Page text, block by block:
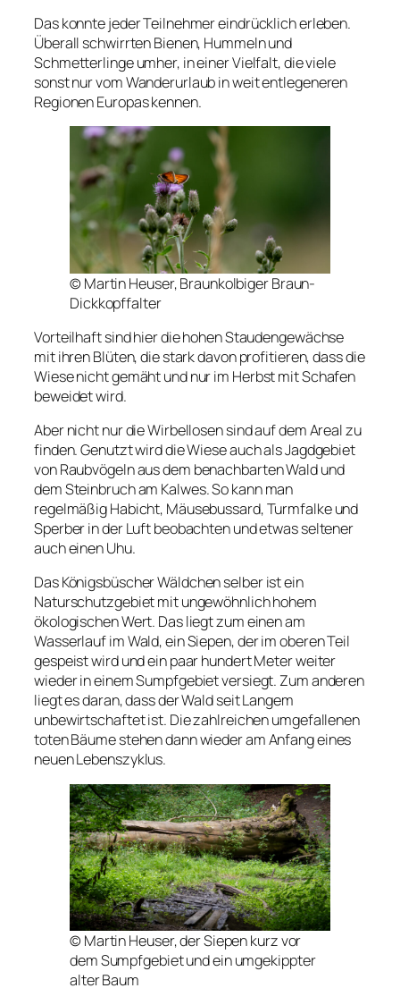
Das konnte jeder Teilnehmer eindrücklich erleben.
Überall schwirrten Bienen, Hummeln und
Schmetterlinge umher, in einer Vielfalt, die viele
sonst nur vom Wanderurlaub in weit entlegeneren
Regionen Europas kennen.
© Martin Heuser, Braunkolbiger Braun-
Dickkopffalter
Vorteilhaft sind hier die hohen Staudengewächse
mit ihren Blüten, die stark davon profitieren, dass die
Wiese nicht gemäht und nur im Herbst mit Schafen
beweidet wird.
Aber nicht nur die Wirbellosen sind auf dem Areal zu
finden. Genutzt wird die Wiese auch als Jagdgebiet
von Raubvögeln aus dem benachbarten Wald und
dem Steinbruch am Kalwes. So kann man
regelmäßig Habicht, Mäusebussard, Turmfalke und
Sperber in der Luft beobachten und etwas seltener
auch einen Uhu.
Das Königsbüscher Wäldchen selber ist ein
Naturschutzgebiet mit ungewöhnlich hohem
ökologischen Wert. Das liegt zum einen am
Wasserlauf im Wald, ein Siepen, der im oberen Teil
gespeist wird und ein paar hundert Meter weiter
wieder in einem Sumpfgebiet versiegt. Zum anderen
liegt es daran, dass der Wald seit Langem
unbewirtschaftet ist. Die zahlreichen umgefallenen
toten Bäume stehen dann wieder am Anfang eines
neuen Lebenszyklus.
© Martin Heuser, der Siepen kurz vor
dem Sumpfgebiet und ein umgekippter
alter Baum